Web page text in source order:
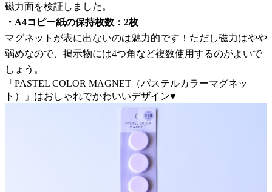
磁力面を検証しました。
・A4コピー紙の保持枚数：2枚
マグネットが表に出ないのは魅力的です！ただし磁力はやや
弱めなので、掲示物には4つ角など複数使用するのがよいで
しょう。
「PASTEL COLOR MAGNET（パステルカラーマグネッ
ト）」はおしゃれでかわいいデザイン♥